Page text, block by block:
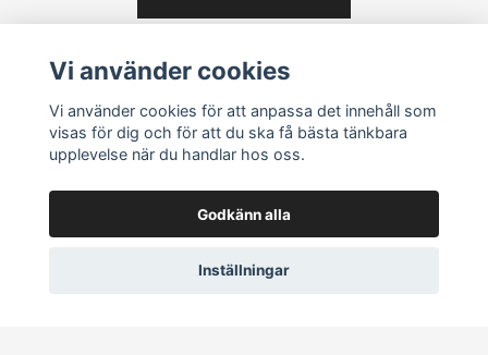
Om köp och returer
Vi använder cookies
Vi använder cookies för att anpassa det innehåll som
visas för dig och för att du ska få bästa tänkbara
upplevelse när du handlar hos oss.
Godkänn alla
Inställningar